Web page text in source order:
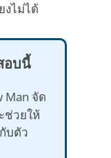
งไม่ได้
อบนี้
Man จัด
ช่วยให้
บตัว